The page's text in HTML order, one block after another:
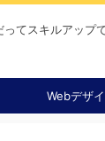
てスキルアップ
Webデザ